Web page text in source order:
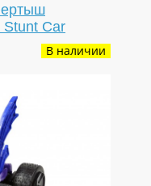
Stunt Car
В наличии